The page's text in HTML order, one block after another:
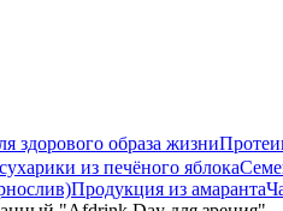
здорового образа жизни
из печёного яблока
Продукция из амаранта